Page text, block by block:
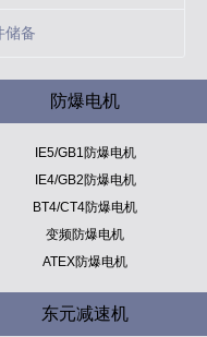
储备
防爆电机
IE5/GB1防爆电机
IE4/GB2防爆电机
BT4/CT4防爆电机
变频防爆电机
ATEX防爆电机
东元减速机